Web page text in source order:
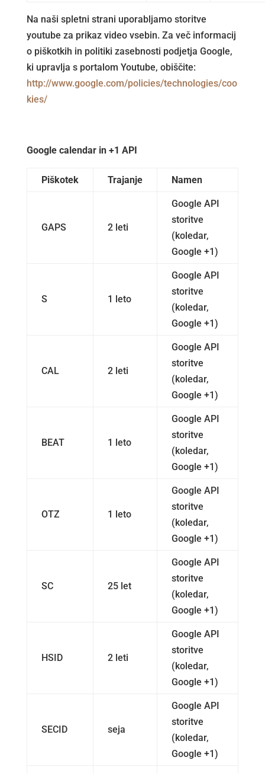
Na naši spletni strani uporabljamo storitve
youtube za prikaz video vsebin. Za več informacij
o piškotkih in politiki zasebnosti podjetja Google,
ki upravlja s portalom Youtube, obiščite:
http://www.google.com/policies/technologies/coo
kies/
Google calendar in +1 API
Piškotek Trajanje Namen
GAPS 2 leti
Google API
storitve
(koledar,
Google +1)
S 1 leto
Google API
storitve
(koledar,
Google +1)
CAL 2 leti
Google API
storitve
(koledar,
Google +1)
BEAT 1 leto
Google API
storitve
(koledar,
Google +1)
OTZ 1 leto
Google API
storitve
(koledar,
Google +1)
SC 25 let
Google API
storitve
(koledar,
Google +1)
HSID 2 leti
Google API
storitve
(koledar,
Google +1)
SECID seja
Google API
storitve
(koledar,
Google +1)